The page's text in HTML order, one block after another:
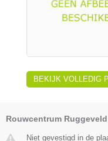
BEKIJK VOLLEDIG
Rouwcentrum Ruggeveld
Niet gevestigd in de